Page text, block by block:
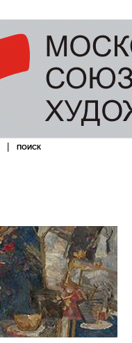
ПОИСК